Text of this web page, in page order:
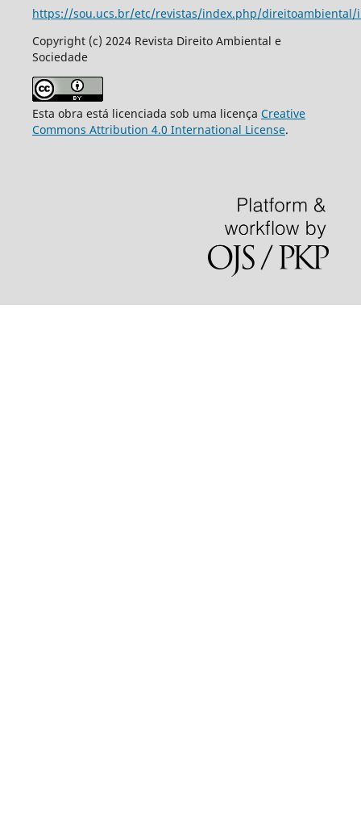
https://sou.ucs.br/etc/revistas/index.php/direitoambiental/
Copyright (c) 2024 Revista Direito Ambiental e
Sociedade
Esta obra está licenciada sob uma licença Creative
Commons Attribution 4.0 International License.